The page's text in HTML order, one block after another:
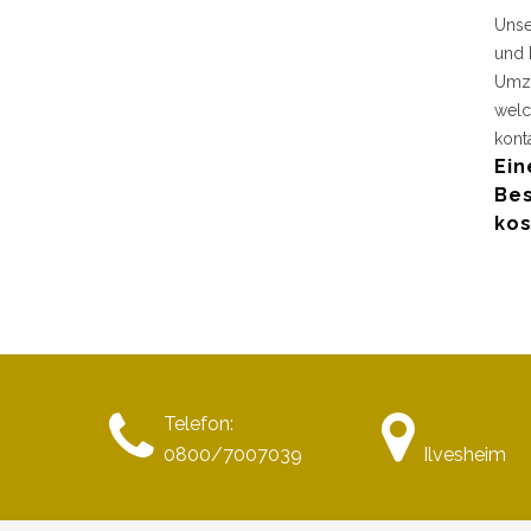
und
Telefon:
0800/7007039
Ilvesheim